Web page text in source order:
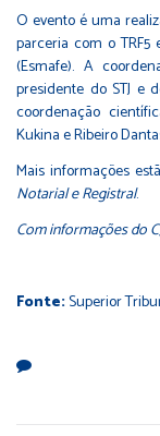
O evento é uma
parceria com o TRF5
(Esmafe). A
presidente do STJ e
coordenação
Kukina e Ribeiro
Mais informações
Notarial e Registral.
Com informações do
Fonte:Superior